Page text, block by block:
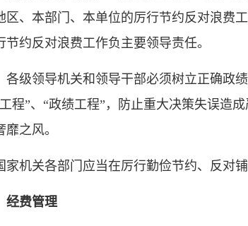
区、本部门、本单位的厉行节约反对浪费
节约反对浪费工作负主要领导责任。
级领导机关和领导干部必须树立正确政
程”、“政绩工程”，防止重大决策失误造
之风。
家机关各部门应当在厉行勤俭节约、反对
费管理